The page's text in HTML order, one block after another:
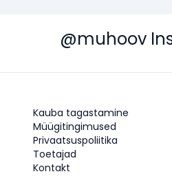
@muhoov
Kauba tagastamine
Müügitingimused
Privaatsuspoliitika
Toetajad
Kontakt